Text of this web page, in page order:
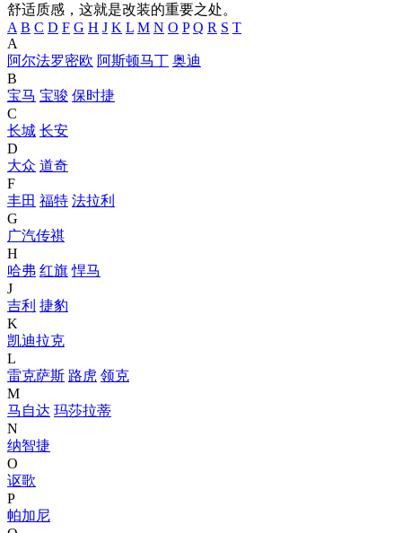
舒适质感，这就是改装的重要之处。
A B C D F G H J K L M N O P Q R S T
A
阿尔法罗密欧 阿斯顿马丁 奥迪
B
宝马 宝骏 保时捷
C
长城 长安
D
大众 道奇
F
丰田 福特 法拉利
G
广汽传祺
H
哈弗 红旗 悍马
J
吉利 捷豹
K
凯迪拉克
L
雷克萨斯 路虎 领克
M
马自达 玛莎拉蒂
N
纳智捷
O
讴歌
P
帕加尼